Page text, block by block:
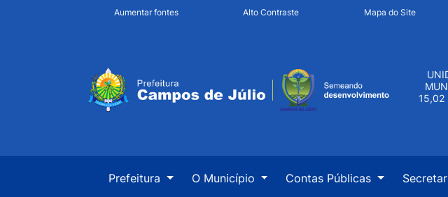
Seção de atalhos e links de
Ir para o conteúdo [alt+1]
Ir para o rodapé [alt+4]
Aumentar fontes Alto Contraste Mapa do Site
15,02
Prefeitura O Município Contas Públicas